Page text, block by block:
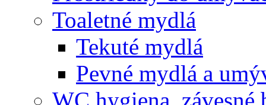
Toaletné mydlá
Tekuté mydlá
Pevné mydlá a
WC hygiena, závesné